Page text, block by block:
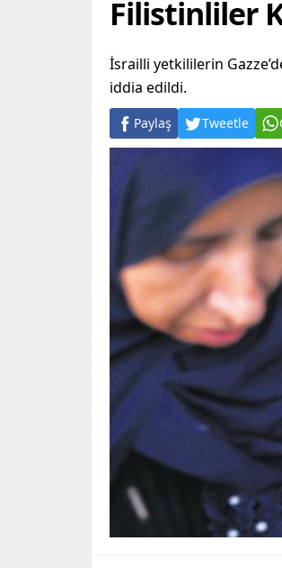
Filistinliler
İsrailli yetkililerin
iddia edildi.
Paylaş Tweetle